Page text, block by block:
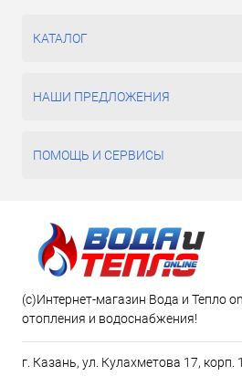
КАТАЛОГ
НАШИ ПРЕДЛОЖЕНИЯ
ПОМОЩЬ И СЕРВИСЫ
(c)Интернет-магазин Вода и Тепло
отопления и водоснабжения!
г. Казань, ул. Кулахметова 17, корп. 1